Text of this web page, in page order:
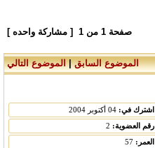
صفحة 1 من 1 [ مشاركة واحده ]
الموضوع السابق|الموضوع التالي
اشترك في:
رقم العضوية:
العمر: